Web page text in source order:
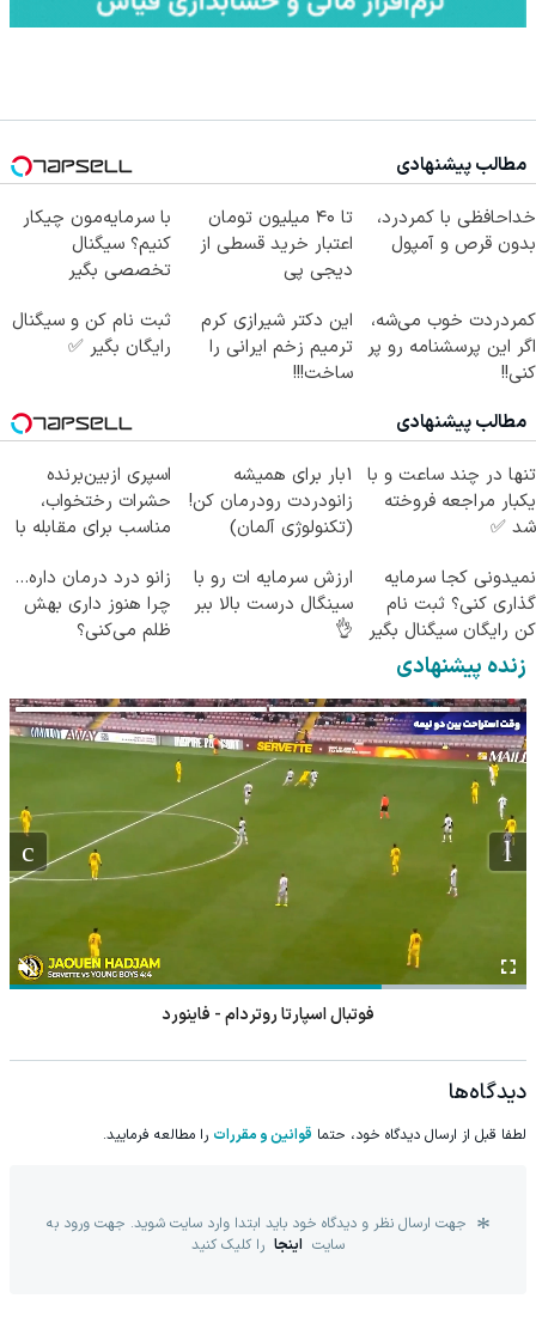
مطالب پیشنهادی
خداحافظی با کمردرد،
بدون قرص و آمپول
تا ۴۰ میلیون تومان
اعتبار خرید قسطی از
دیجی پی
با سرمایه‌مون چیکار
کنیم؟ سیگنال
تخصصی بگیر
کمردردت خوب می‌شه،
اگر این پرسشنامه رو پر
کنی!!
این دکتر شیرازی کرم
ترمیم زخم ایرانی را
ساخت!!!
ثبت نام کن و سیگنال
رایگان بگیر ✅
مطالب پیشنهادی
تنها در چند ساعت و با
یکبار مراجعه فروخته
شد ✅
1بار برای همیشه
زانودردت رودرمان کن!
(تکنولوژی آلمان)
اسپری ازبین‌برنده
حشرات رختخواب،
مناسب برای مقابله با
نمیدونی کجا سرمایه
گذاری کنی؟ ثبت نام
کن رایگان سیگنال بگیر
ارزش سرمایه ات رو با
سینگال درست بالا ببر
👌
زانو درد درمان داره…
چرا هنوز داری بهش
ظلم می‌کنی؟
زنده پیشنهادی
فوتبال اسپارتا روتردام - فاینورد
دیدگاه‌ها
لطفا قبل از ارسال دیدگاه خود، حتما قوانین و مقررات را مطالعه فرمایید.
جهت ارسال نظر و دیدگاه خود باید ابتدا وارد سایت شوید. جهت ورود به
سایت اینجا را کلیک کنید